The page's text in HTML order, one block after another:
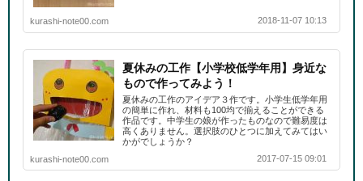
kurashi-note00.com 2018-11-07 10:13
夏休みの工作【小学校低学年用】身近な
もので作ってみよう！
夏休みの工作のアイデア３作です。小学生低学年用
の簡単に作れ、材料も100均で揃えることができる
作品です。中学生の娘が作ったものなので難易度は
高くありません。選択肢のひとつに加えてみてはい
かがでしょうか？
kurashi-note00.com
2017-07-15 09:01